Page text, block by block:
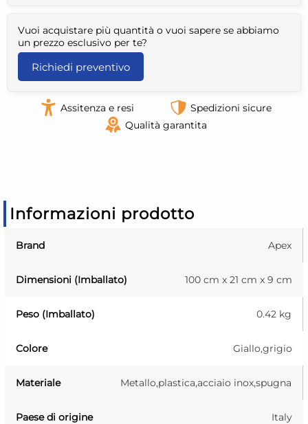
Vuoi acquistare più quantità o vuoi sapere se abbiamo
un prezzo esclusivo per te?
Richiedi preventivo
Assitenza e resi
Spedizioni sicure
Qualità garantita
Informazioni prodotto
Brand Apex
Dimensioni (Imballato) 100 cm x 21 cm x 9 cm
Peso (Imballato) 0.42 kg
Colore Giallo,grigio
Materiale Metallo,plastica,acciaio inox,spugna
Paese di origine Italy